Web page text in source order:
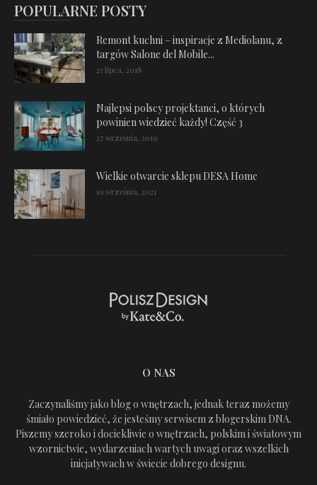
POPULARNE POSTY
Remont kuchni – inspiracje z Mediolanu, z
targów Salone del Mobile...
23 lipca, 2018
Najlepsi polscy projektanci, o których
powinien wiedzieć każdy! Część 3
27 września, 2019
Wielkie otwarcie sklepu DESA Home
19 września, 2021
O NAS
Zaczynaliśmy jako blog o wnętrzach, jednak teraz możemy
śmiało powiedzieć, że jesteśmy serwisem z blogerskim DNA.
Piszemy szeroko i dociekliwie o wnętrzach, polskim i światowym
wzornictwie, wydarzeniach wartych uwagi oraz wszelkich
inicjatywach w świecie dobrego designu.